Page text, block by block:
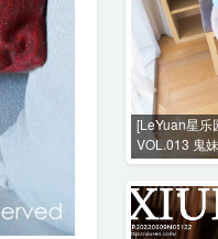
[LeYuan星乐
VOL.013 鬼
266MB]